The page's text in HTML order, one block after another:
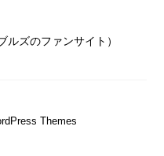
ルズのファンサイト）
Themes